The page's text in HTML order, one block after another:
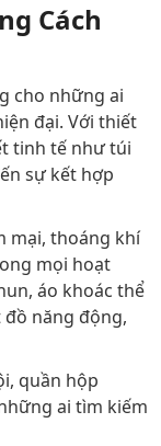
Cách
cho những ai
đại. Với thiết
tinh tế như túi
sự kết hợp
mại, thoáng khí
mọi hoạt
áo khoác thể
đồ năng động,
quần hộp
ai tìm kiếm